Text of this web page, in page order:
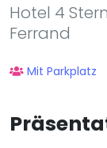
Hotel 4
Ferrand
Mit Parkplatz